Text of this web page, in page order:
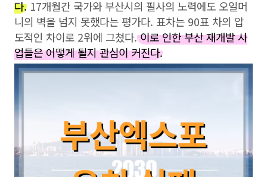
다. 17개월간 국가와 부산시의 필사의 노력에도 오일머
니의 벽을 넘지 못했다는 평가다. 표차는 90표 차의 압
도적인 차이로 2위에 그쳤다.이로 인한 부산 재개발 사
업들은 어떻게 될지 관심이 커진다.